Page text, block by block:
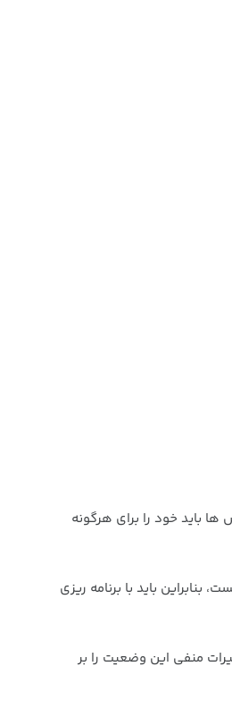
باید خود را برای هرگونه
باید با برنامه ریزی
منفی این وضعیت را بر